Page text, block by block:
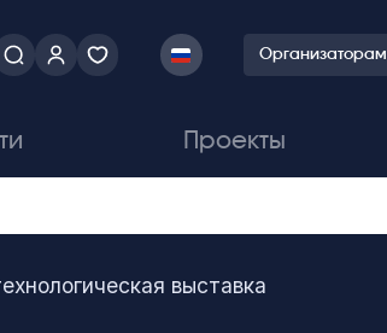
Организаторам
Проекты
выставка